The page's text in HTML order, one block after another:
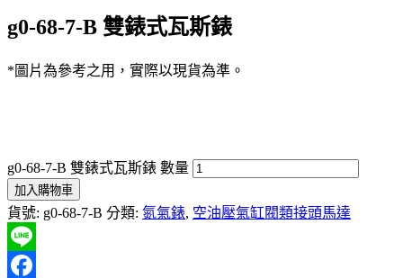
g0-68-7-B 雙錶式瓦斯錶
*圖片為參考之用，實際以現貨為準。
g0-68-7-B 雙錶式瓦斯錶 數量
加入購物車
貨號: g0-68-7-B 分類: 氮氣錶, 空油壓氣缸閥類接頭馬達
Line